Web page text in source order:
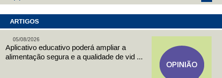
ARTIGOS
05/08/2026
Aplicativo educativo poderá ampliar a
alimentação segura e a qualidade de vid ...